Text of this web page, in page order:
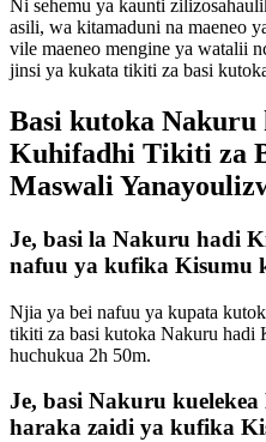
Ni sehemu ya kaunti
asili, wa kitamaduni na maeneo
vile maeneo mengine ya watalii
jinsi ya kukata tikiti za basi
Basi kutoka Nakuru
Kuhifadhi Tikiti za
Maswali
Je, basi la Nakuru hadi
nafuu ya kufika Kisumu
Njia ya bei nafuu ya kupata
tikiti za basi kutoka Nakuru hadi
huchukua 2h 50m.
Je, basi Nakuru
haraka zaidi ya kufika